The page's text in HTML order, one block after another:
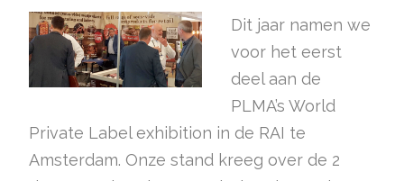
Dit jaar namen we
voor het eerst
deel aan de
PLMA’s World
Private Label exhibition in de RAI te
Amsterdam. Onze stand kreeg over de 2